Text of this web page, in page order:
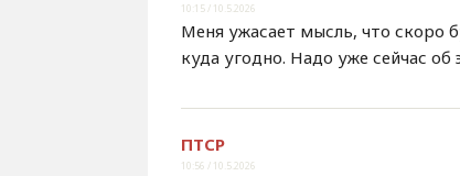
10:15 / 10.5.2026
Меня ужасает мысль, что скоро
куда угодно. Надо уже сейчас
ПТСР
10:56 / 10.5.2026